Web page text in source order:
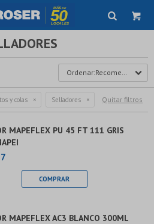
Recomendados
y colas Selladores Quitar filtros
MAPEFLEX PU 45 FT 111 GRIS
MAPEFLEX AC3 BLANCO 300ML